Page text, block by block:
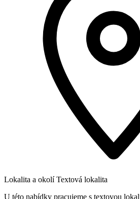
Lokalita a okolí Textová lokalita
U této nabídky pracujeme s textovou